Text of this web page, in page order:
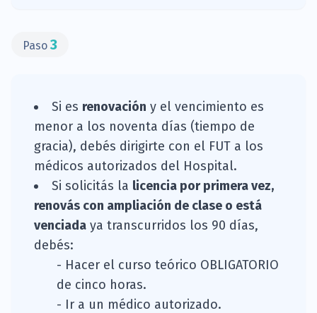
Paso 3
Si es renovación y el vencimiento es
menor a los noventa días (tiempo de
gracia), debés dirigirte con el FUT a los
médicos autorizados del Hospital.
Si solicitás la licencia por primera vez,
renovás con ampliación de clase o está
venciada ya transcurridos los 90 días,
debés:
- Hacer el curso teórico OBLIGATORIO
de cinco horas.
- Ir a un médico autorizado.